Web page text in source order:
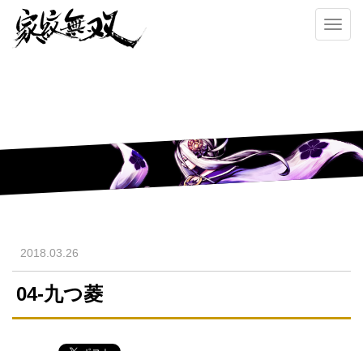
2018.03.26
04-九つ菱